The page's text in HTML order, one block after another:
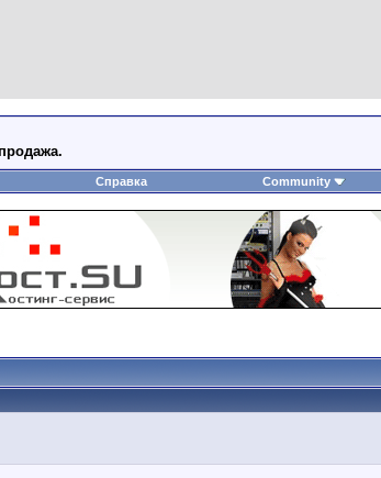
Справка Community